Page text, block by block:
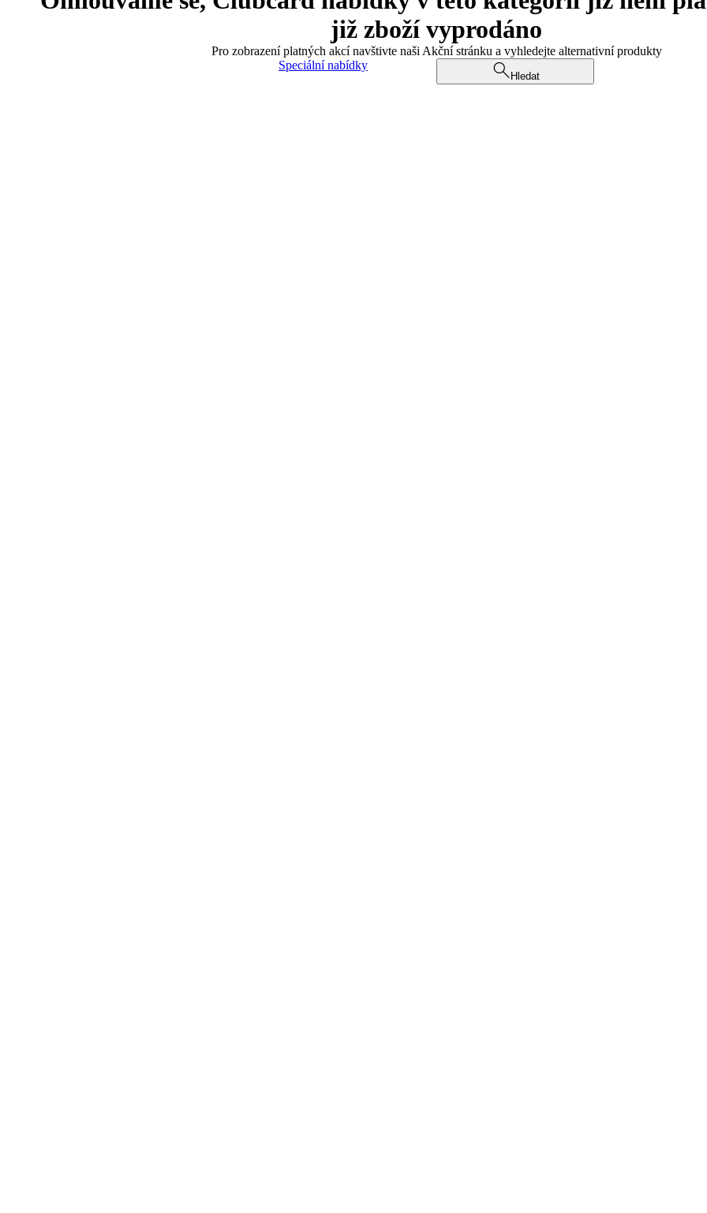
již zboží vyprodáno
Pro zobrazení platných akcí navštivte naši Akční stránku a vyhledejte alternativní produkty
Speciální nabídky
Hledat